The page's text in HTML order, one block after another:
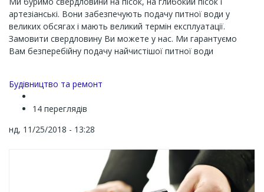
артезіанські. Вони забезпечують подачу питної води у
великих обсягах і мають великий термін експлуатації.
Замовити свердловину Ви можете у нас. Ми гарантуємо
Вам безперебійну подачу найчистішої питної води
Channel
Будівництво та ремонт
14 переглядів
нд, 11/25/2018 - 13:28